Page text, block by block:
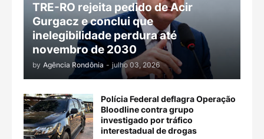
TRE-RO rejeita pedido de Acir
Gurgacz e conclui que
inelegibilidade perdura até
novembro de 2030
by Agência Rondônia - julho 03, 2026
Polícia Federal deflagra Operação
Bloodline contra grupo
investigado por tráfico
interestadual de drogas